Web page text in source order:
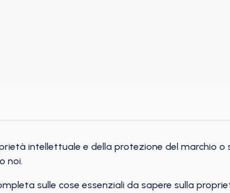
intellettuale e della protezione del marchio o
noi.
sulle cose essenziali da sapere sulla